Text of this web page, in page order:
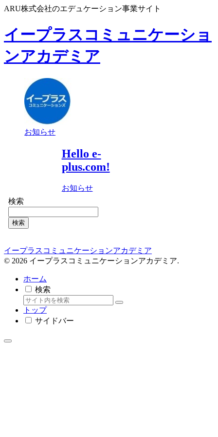
ARU株式会社のエデュケーション事業サイト
イープラスコミュニケーショ
ンアカデミア
お知らせ
Hello e-
plus.com!
お知らせ
検索
検索
イープラスコミュニケーションアカデミア
© 2026 イープラスコミュニケーションアカデミア.
ホーム
検索
トップ
サイドバー